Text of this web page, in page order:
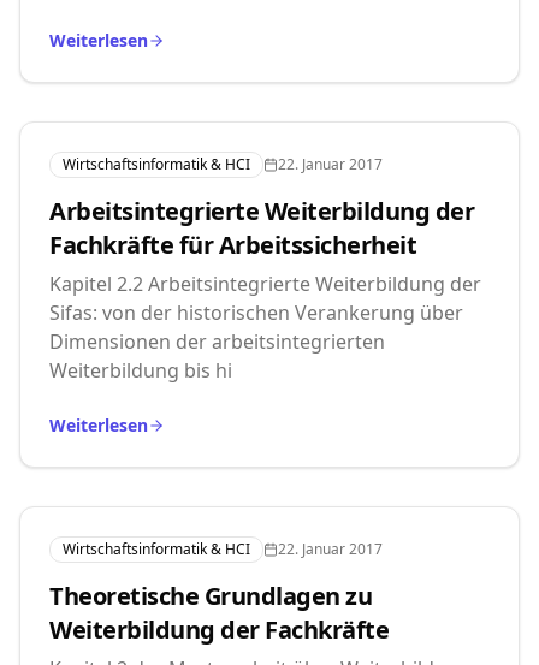
Weiterlesen
Wirtschaftsinformatik & HCI 22. Januar 2017
Arbeitsintegrierte Weiterbildung der
Fachkräfte für Arbeitssicherheit
Kapitel 2.2 Arbeitsintegrierte Weiterbildung der
Sifas: von der historischen Verankerung über
Dimensionen der arbeitsintegrierten
Weiterbildung bis hi
Weiterlesen
Wirtschaftsinformatik & HCI 22. Januar 2017
Theoretische Grundlagen zu
Weiterbildung der Fachkräfte